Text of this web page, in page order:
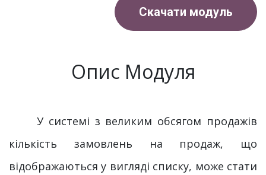
Скачати модуль
Опис Модуля
У системі з великим обсягом продажів
кількість замовлень на продаж, що
відображаються у вигляді списку, може стати